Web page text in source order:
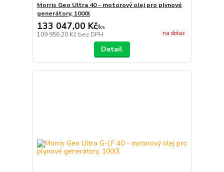
Morris Geo Ultra 40 - motorový olej pro plynové
generátory, 1000l
133 047,00 Kč/ks
109 956,20 Kč bez DPH na dotaz
Detail